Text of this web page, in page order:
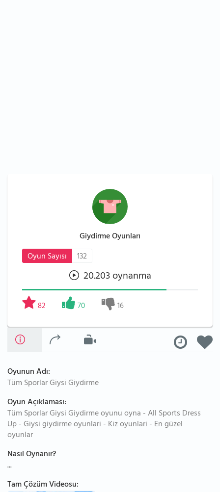
Giydirme Oyunları
Oyun Sayısı
132
20.203 oynanma
82 70 16
Oyunun Adı:
Tüm Sporlar Giysi Giydirme
Oyun Açıklaması:
Tüm Sporlar Giysi Giydirme oyunu oyna - All Sports Dress
Up - Giysi giydirme oyunlari - Kiz oyunlari - En güzel
oyunlar
Nasıl Oynanır?
...
Tam Çözüm Videosu: